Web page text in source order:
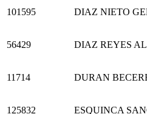
101595 DIAZ NIETO
56429 DIAZ REYES
11714 DURAN
125832 ESQUINCA